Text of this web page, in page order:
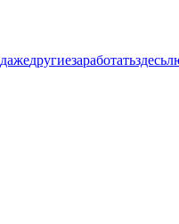
дажедругиезаработатьздесь